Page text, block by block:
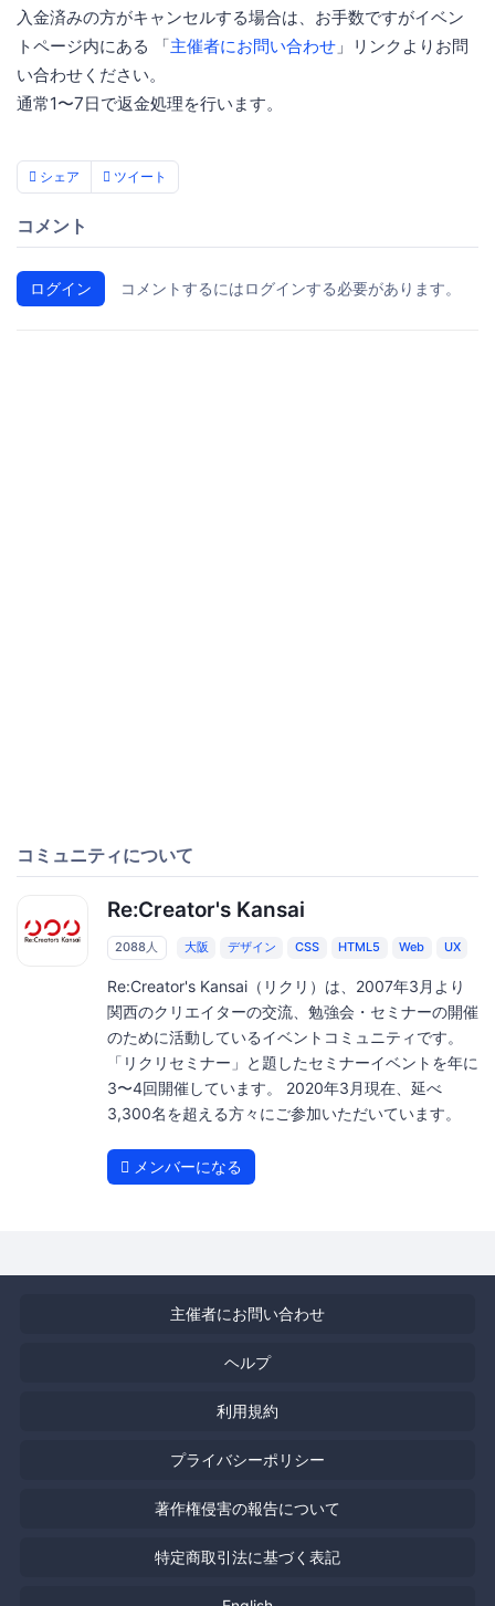
入金済みの方がキャンセルする場合は、お手数ですがイベン
トページ内にある 「主催者にお問い合わせ 」リンクよりお問
い合わせください。
通常1〜7日で返金処理を行います。
シェア ツイート
コメント
ログイン コメントするにはログインする必要があります。
コミュニティについて
Re:Creator's Kansai
2088人 大阪 デザイン CSS HTML5 Web UX
Re:Creator's Kansai（リクリ）は、2007年3月より
関西のクリエイターの交流、勉強会・セミナーの開催
のために活動しているイベントコミュニティです。
「リクリセミナー」と題したセミナーイベントを年に
3〜4回開催しています。 2020年3月現在、延べ
3,300名を超える方々にご参加いただいています。
メンバーになる
主催者にお問い合わせ
ヘルプ
利用規約
プライバシーポリシー
著作権侵害の報告について
特定商取引法に基づく表記